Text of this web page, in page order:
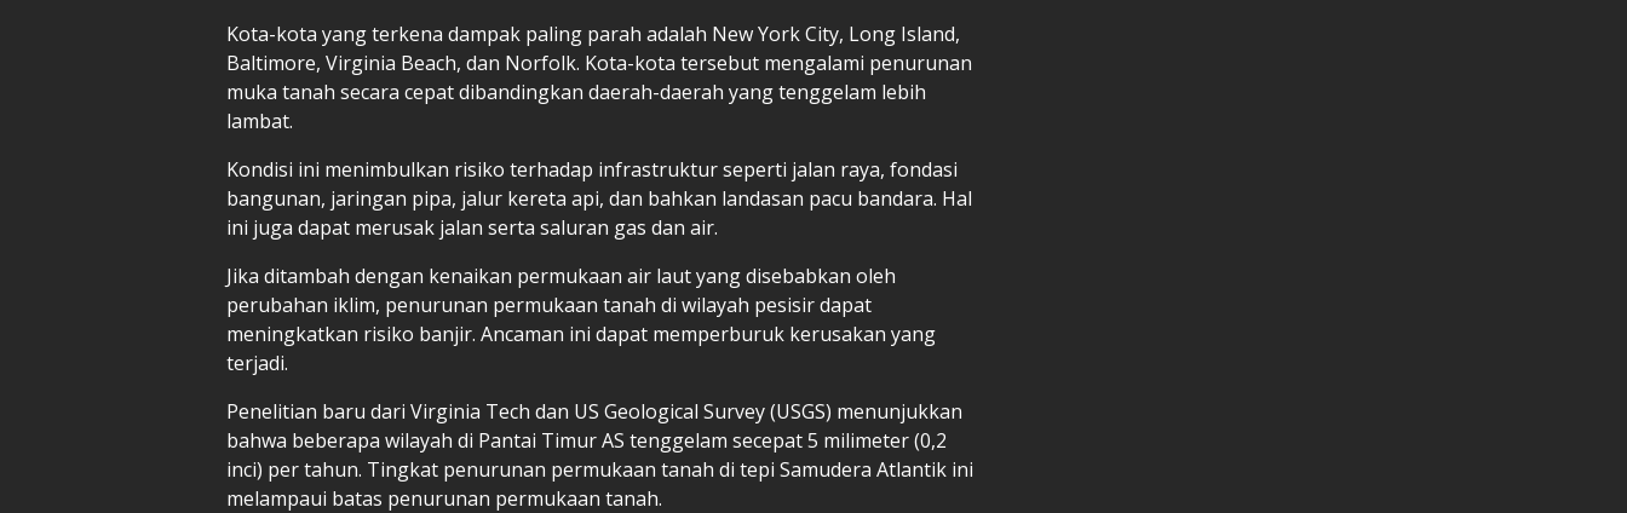
Kota-kota yang terkena dampak paling parah adalah New York City, Long Island,
Baltimore, Virginia Beach, dan Norfolk. Kota-kota tersebut mengalami penurunan
muka tanah secara cepat dibandingkan daerah-daerah yang tenggelam lebih
lambat.
Kondisi ini menimbulkan risiko terhadap infrastruktur seperti jalan raya, fondasi
bangunan, jaringan pipa, jalur kereta api, dan bahkan landasan pacu bandara. Hal
ini juga dapat merusak jalan serta saluran gas dan air.
Jika ditambah dengan kenaikan permukaan air laut yang disebabkan oleh
perubahan iklim, penurunan permukaan tanah di wilayah pesisir dapat
meningkatkan risiko banjir. Ancaman ini dapat memperburuk kerusakan yang
terjadi.
Penelitian baru dari Virginia Tech dan US Geological Survey (USGS) menunjukkan
bahwa beberapa wilayah di Pantai Timur AS tenggelam secepat 5 milimeter (0,2
inci) per tahun. Tingkat penurunan permukaan tanah di tepi Samudera Atlantik ini
melampaui batas penurunan permukaan tanah.